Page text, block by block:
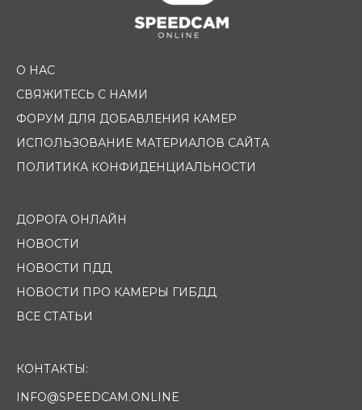
О НАС
СВЯЖИТЕСЬ С НАМИ
ФОРУМ ДЛЯ ДОБАВЛЕНИЯ КАМЕР
ИСПОЛЬЗОВАНИЕ МАТЕРИАЛОВ САЙТА
ПОЛИТИКА КОНФИДЕНЦИАЛЬНОСТИ
ДОРОГА ОНЛАЙН
НОВОСТИ
НОВОСТИ ПДД
НОВОСТИ ПРО КАМЕРЫ ГИБДД
ВСЕ СТАТЬИ
КОНТАКТЫ:
INFO@SPEEDCAM.ONLINE